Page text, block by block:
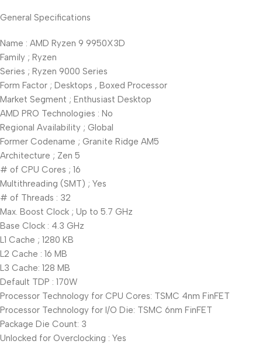
General Specifications
Name : AMD Ryzen 9 9950X3D
Family ; Ryzen
Series ; Ryzen 9000 Series
Form Factor ; Desktops , Boxed Processor
Market Segment ; Enthusiast Desktop
AMD PRO Technologies : No
Regional Availability ; Global
Former Codename ; Granite Ridge AM5
Architecture ; Zen 5
# of CPU Cores ; 16
Multithreading (SMT) ; Yes
# of Threads : 32
Max. Boost Clock ; Up to 5.7 GHz
Base Clock : 4.3 GHz
L1 Cache ; 1280 KB
L2 Cache : 16 MB
L3 Cache: 128 MB
Default TDP : 170W
Processor Technology for CPU Cores: TSMC 4nm FinFET
Processor Technology for I/O Die: TSMC 6nm FinFET
Package Die Count: 3
Unlocked for Overclocking : Yes